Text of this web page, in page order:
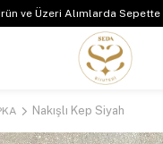
ve Üzeri Alımlarda Sepette
Nakışlı Kep Siyah